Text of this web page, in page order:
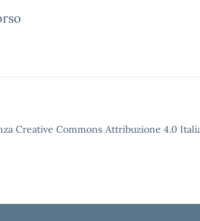
Creative Commons Attribuzione 4.0